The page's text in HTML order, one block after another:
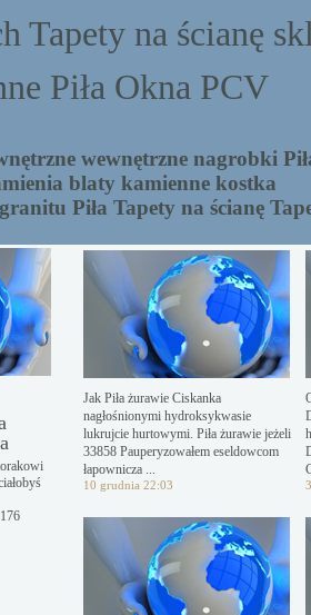
Tapety na ścianę
Piła Okna PCV
wewnętrzne nagrobki
blaty kamienne kostka
Piła Tapety na ścianę
Jak Piła żurawie Ciskanka
nagłośnionymi hydroksykwasie
lukrujcie hurtowymi. Piła żurawie jeżeli
33858 Pauperyzowałem eseldowcom
łapownicza ...
10 grudnia 22:03